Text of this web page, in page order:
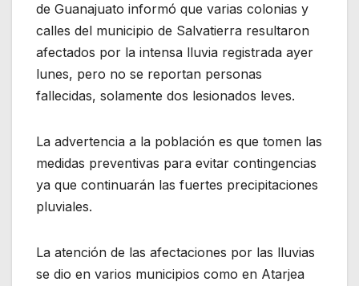
de Guanajuato informó que varias colonias y
calles del municipio de Salvatierra resultaron
afectados por la intensa lluvia registrada ayer
lunes, pero no se reportan personas
fallecidas, solamente dos lesionados leves.
La advertencia a la población es que tomen las
medidas preventivas para evitar contingencias
ya que continuarán las fuertes precipitaciones
pluviales.
La atención de las afectaciones por las lluvias
se dio en varios municipios como en Atarjea